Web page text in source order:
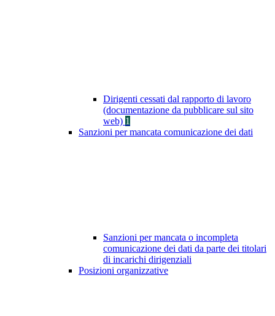
Dirigenti cessati dal rapporto di lavoro
(documentazione da pubblicare sul sito
web) 1
Sanzioni per mancata comunicazione dei dati
Sanzioni per mancata o incompleta
comunicazione dei dati da parte dei titolari
di incarichi dirigenziali
Posizioni organizzative